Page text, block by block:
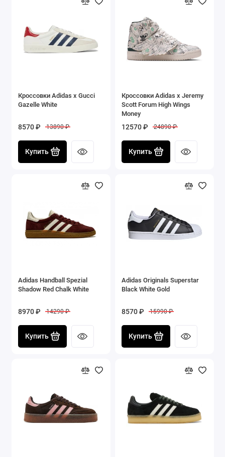
Кроссовки Adidas x Gucci
Gazelle White
8570 ₽ 13890 ₽
Купить
Кроссовки Adidas x Jeremy
Scott Forum High Wings
Money
12570 ₽ 24890 ₽
Купить
Adidas Handball Spezial
Shadow Red Chalk White
8970 ₽ 14290 ₽
Купить
Adidas Originals Superstar
Black White Gold
8570 ₽ 15990 ₽
Купить